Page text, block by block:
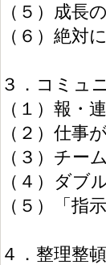
（５）成長
（６）絶対
３．コミュ
（１）報・
（２）仕事
（３）チー
（４）ダブ
（５）「指
４．整理整